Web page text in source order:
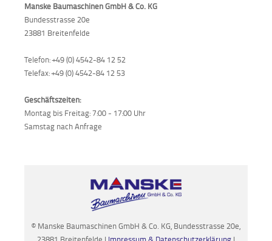
Manske Baumaschinen GmbH & Co. KG
Bundesstrasse 20e
23881 Breitenfelde
Telefon: +49 (0) 4542-84 12 52
Telefax: +49 (0) 4542-84 12 53
Geschäftszeiten:
Montag bis Freitag: 7:00 - 17:00 Uhr
Samstag nach Anfrage
© Manske Baumaschinen GmbH & Co. KG, Bundesstrasse 20e,